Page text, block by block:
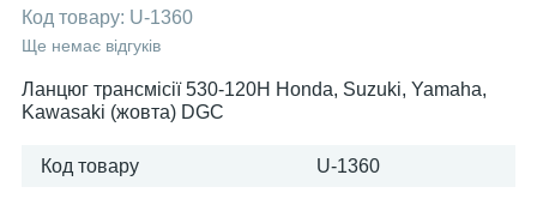
Код товару: U-1360
Ще немає відгуків
Ланцюг трансмісії 530-120H Honda, Suzuki, Yamaha,
Kawasaki (жовта) DGC
Код товару U-1360